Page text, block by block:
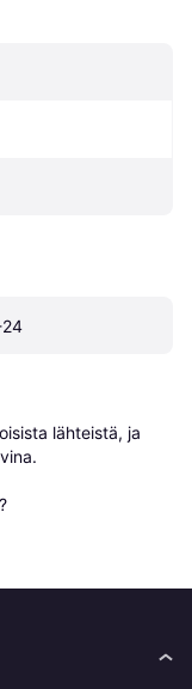
lähteistä, ja